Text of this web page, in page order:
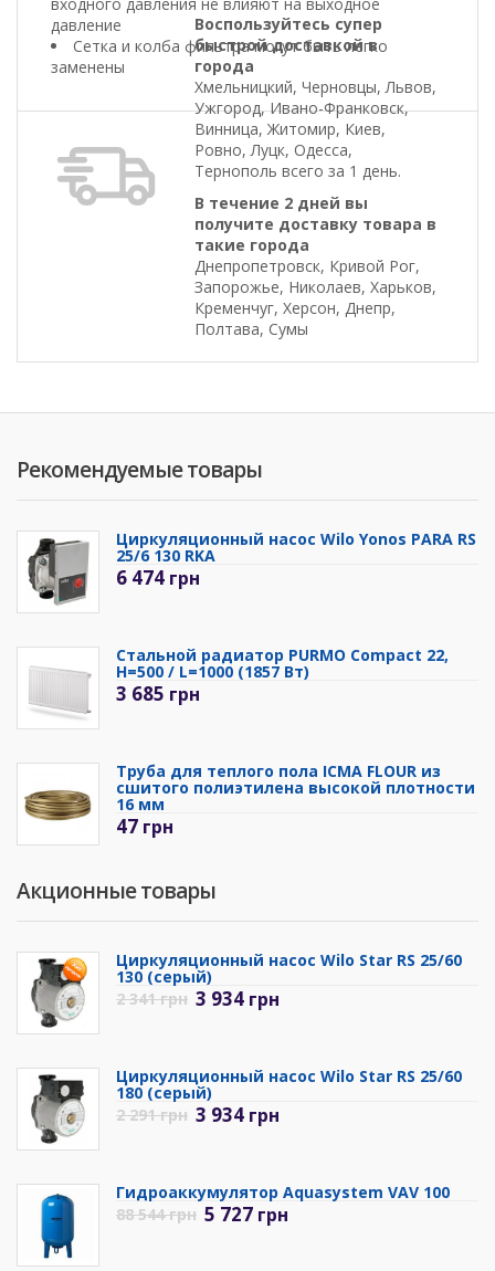
давление
Сетка и колба фильтра могут быть легко
заменены
Воспользуйтесь супер
быстрой доставкой в
города
Хмельницкий, Черновцы, Львов,
Ужгород, Ивано-Франковск,
Винница, Житомир, Киев,
Ровно, Луцк, Одесса,
Тернополь всего за 1 день.
В течение 2 дней вы
получите доставку товара в
такие города
Днепропетровск, Кривой Рог,
Запорожье, Николаев, Харьков,
Кременчуг, Херсон, Днепр,
Полтава, Сумы
Рекомендуемые товары
Циркуляционный насос Wilo Yonos PARA RS
25/6 130 RKA
6 474 грн
Стальной радиатор PURMO Compact 22,
H=500 / L=1000 (1857 Вт)
3 685 грн
Труба для теплого пола ICMA FLOUR из
сшитого полиэтилена высокой плотности
16 мм
47 грн
Акционные товары
Циркуляционный насос Wilo Star RS 25/60
130 (серый)
2 341грн 3 934 грн
Циркуляционный насос Wilo Star RS 25/60
180 (серый)
2 291грн 3 934 грн
Гидроаккумулятор Aquasystem VAV 100
88 544грн 5 727 грн